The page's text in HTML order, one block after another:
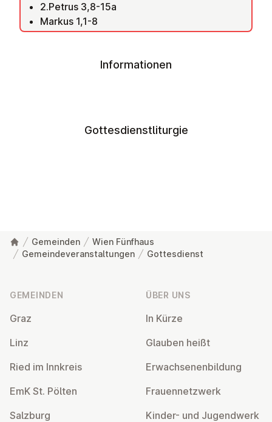
2.Petrus 3,8-15a
Markus 1,1-8
Informationen
Gottesdienstliturgie
Gemeinden
Wien Fünfhaus
Gemeindeveranstaltungen
Gottesdienst
GEMEINDEN
Graz
Linz
Ried im Innkreis
EmK St. Pölten
Salzburg
ÜBER UNS
In Kürze
Glauben heißt
Er­wach­se­nen­bil­dung
Frau­en­netz­werk
Kinder- und Ju­gend­werk